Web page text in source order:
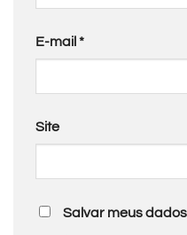
E-mail *
Site
Salvar meus